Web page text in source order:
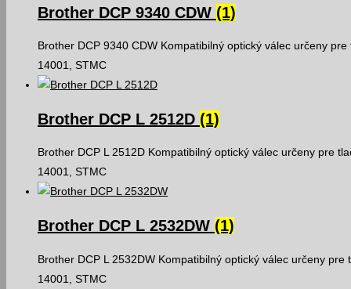
Brother DCP 9340 CDW (1)
Brother DCP 9340 CDW Kompatibilný optický válec určeny
14001, STMC
Brother DCP L 2512D (1)
Brother DCP L 2512D Kompatibilný optický válec určeny pre
14001, STMC
Brother DCP L 2532DW (1)
Brother DCP L 2532DW Kompatibilný optický válec určeny
14001, STMC